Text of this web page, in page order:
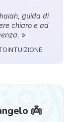
guida di
chiaro e ad
»
INTUIZIONE
👼